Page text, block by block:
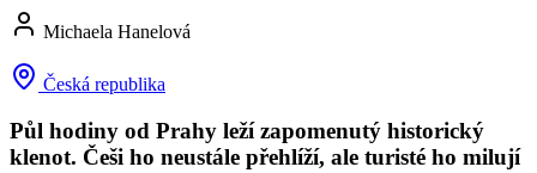
Michaela Hanelová
Česká republika
Půl hodiny od Prahy leží zapomenutý historický
klenot. Češi ho neustále přehlíží, ale turisté ho milují